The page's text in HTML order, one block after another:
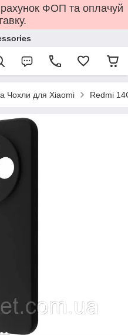
ФОП та оплачуй
Чохли для Xiaomi Redmi